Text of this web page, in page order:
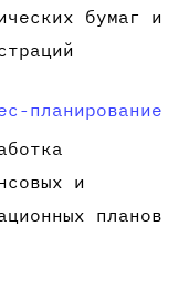
бумаг и
планирование
и
планов